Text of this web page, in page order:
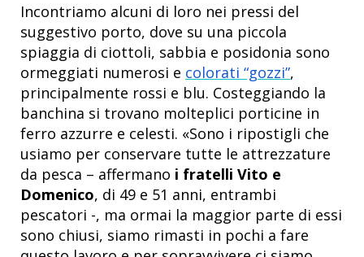
Incontriamo alcuni di loro nei pressi del
suggestivo porto, dove su una piccola
spiaggia di ciottoli, sabbia e posidonia sono
ormeggiati numerosi e colorati “gozzi”,
principalmente rossi e blu. Costeggiando la
banchina si trovano molteplici porticine in
ferro azzurre e celesti. «Sono i ripostigli che
usiamo per conservare tutte le attrezzature
da pesca – affermano i fratelli Vito e
Domenico, di 49 e 51 anni, entrambi
pescatori -, ma ormai la maggior parte di essi
sono chiusi, siamo rimasti in pochi a fare